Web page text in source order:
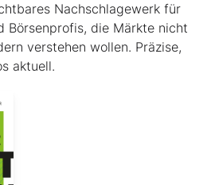
Nachschlagewerk für
Börsenprofis, die Märkte nicht
verstehen wollen. Präzise,
aktuell.